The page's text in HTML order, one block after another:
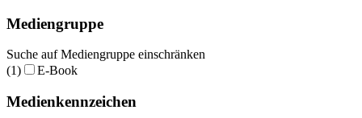
Mediengruppe
Suche auf Mediengruppe einschränken
(1)
E-Book
Medienkennzeichen